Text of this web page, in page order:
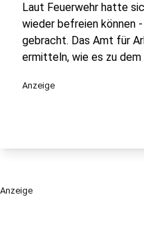
Laut Feuerwehr hatte
wieder befreien können
gebracht. Das Amt für
ermitteln, wie es zu dem
Anzeige
Anzeige